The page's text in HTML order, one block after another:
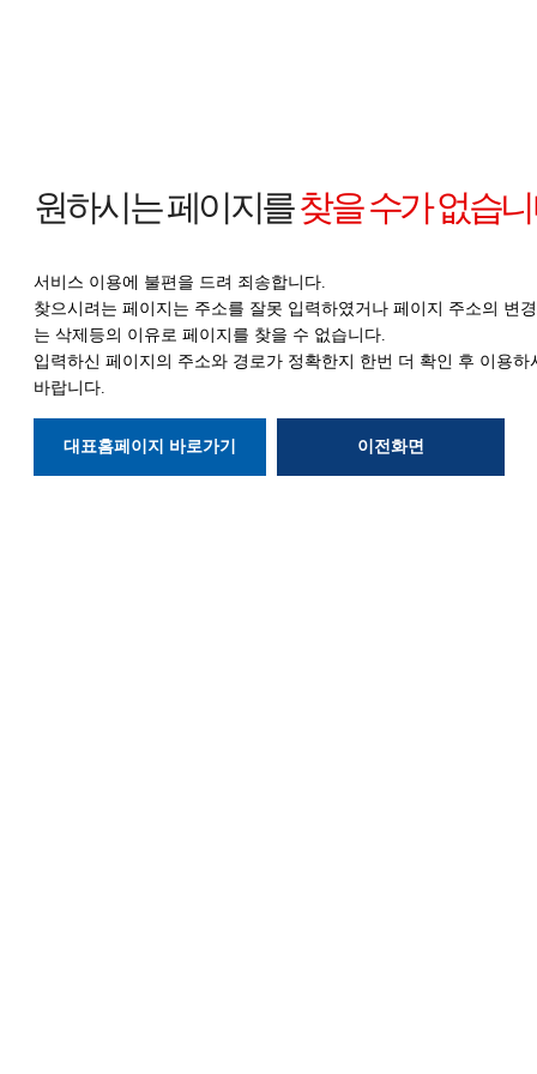
원하시는 페이지를찾을 수가 없습
서비스 이용에 불편을 드려 죄송합니다.
찾으시려는 페이지는 주소를 잘못 입력하였거나 페이지 주소의 변
는 삭제등의 이유로 페이지를 찾을 수 없습니다.
입력하신 페이지의 주소와 경로가 정확한지 한번 더 확인 후 이용하
바랍니다.
대표홈페이지 바로가기 이전화면